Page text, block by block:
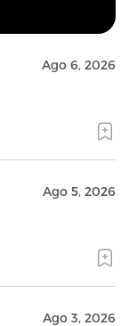
Ago 6, 2026
Ago 5, 2026
Ago 3, 2026